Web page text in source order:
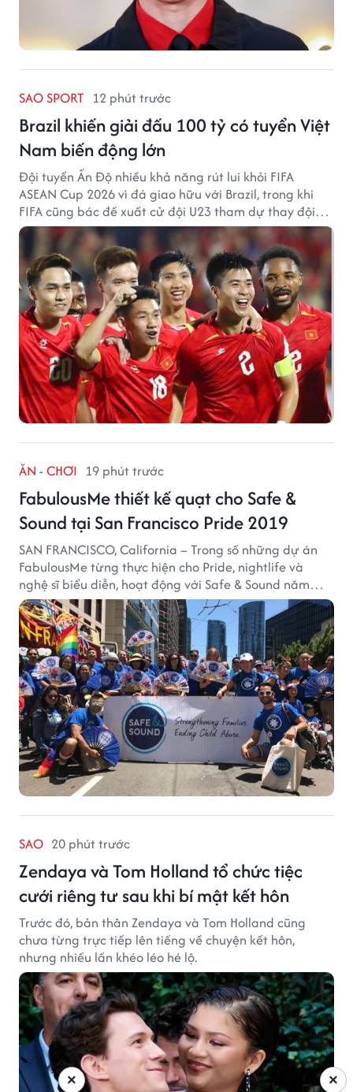
SAO SPORT 12 phút trước
Brazil khiến giải đấu 100 tỷ có tuyển Việt
Nam biến động lớn
Đội tuyển Ấn Độ nhiều khả năng rút lui khỏi FIFA
ASEAN Cup 2026 vì đá giao hữu với Brazil, trong khi
FIFA cũng bác đề xuất cử đội U23 tham dự thay đội
tuyển quốc gia.
ĂN - CHƠI 19 phút trước
FabulousMe thiết kế quạt cho Safe &
Sound tại San Francisco Pride 2019
SAN FRANCISCO, California – Trong số những dự án
FabulousMe từng thực hiện cho Pride, nightlife và
nghệ sĩ biểu diễn, hoạt động với Safe & Sound năm
2019 mang một bối cảnh khác biệt. Safe & Sound là tổ
chức phi lợi nhuận tại San Francisco hoạt động trong
lĩnh vực phòng ngừa bạo hành trẻ em, hỗ trợ gia đình
và xây dựng môi trường an toàn cho trẻ em.
SAO 20 phút trước
Zendaya và Tom Holland tổ chức tiệc
cưới riêng tư sau khi bí mật kết hôn
Trước đó, bản thân Zendaya và Tom Holland cũng
chưa từng trực tiếp lên tiếng về chuyện kết hôn,
nhưng nhiều lần khéo léo hé lộ.
×
×